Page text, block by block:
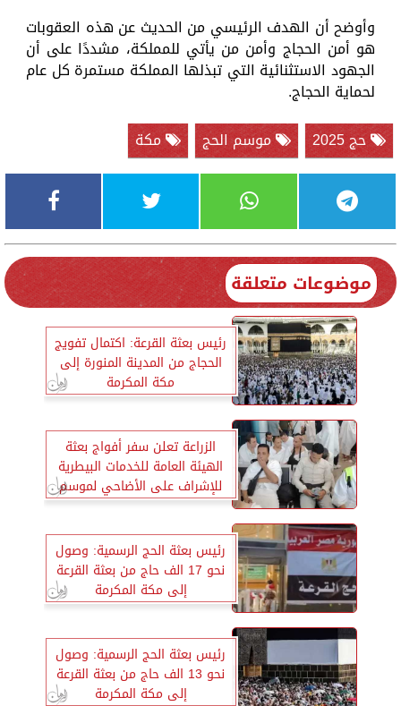
وأوضح أن الهدف الرئيسي من الحديث عن هذه العقوبات
هو أمن الحجاج وأمن من يأتي للمملكة، مشددًا على أن
الجهود الاستثنائية التي تبذلها المملكة مستمرة كل عام
لحماية الحجاج.
حج 2025
موسم الحج مكة
موضوعات متعلقة
رئيس بعثة القرعة: اكتمال تفويج
الحجاج من المدينة المنورة إلى
مكة المكرمة
الزراعة تعلن سفر أفواج بعثة
الهيئة العامة للخدمات البيطرية
للإشراف على الأضاحي لموسم
الحج
رئيس بعثة الحج الرسمية: وصول
نحو 17 الف حاج من بعثة القرعة
إلى مكة المكرمة
رئيس بعثة الحج الرسمية: وصول
نحو 13 الف حاج من بعثة القرعة
إلى مكة المكرمة